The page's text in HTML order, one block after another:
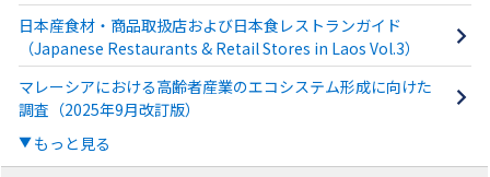
日本産食材・商品取扱店および日本食レストランガイド
（Japanese Restaurants & Retail Stores in Laos Vol.3）
マレーシアにおける高齢者産業のエコシステム形成に向けた
調査（2025年9月改訂版）
もっと見る